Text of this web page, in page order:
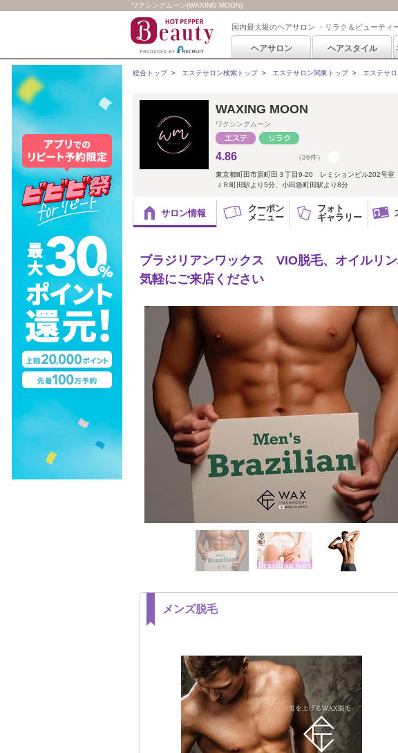
ワクシングムーン(WAXING MOON)
国内最大級のヘアサロン ・リラク＆ビューティ
ヘアサロン ヘアスタイル
総合トップ> エステサロン検索トップ> エステサロン関東トップ> エステサ
WAXING MOON
ワクシングムーン
4.86 （36件）
東京都町田市原町田３丁目9-20 レミションビル202号室
ＪＲ町田駅より5分、小田急町田駅より8分
サロン情報
クーポン
メニュー
フォト
ギャラリー
ブラジリアンワックス VIO脱毛、オイルリ
気軽にご来店ください
メンズ脱毛